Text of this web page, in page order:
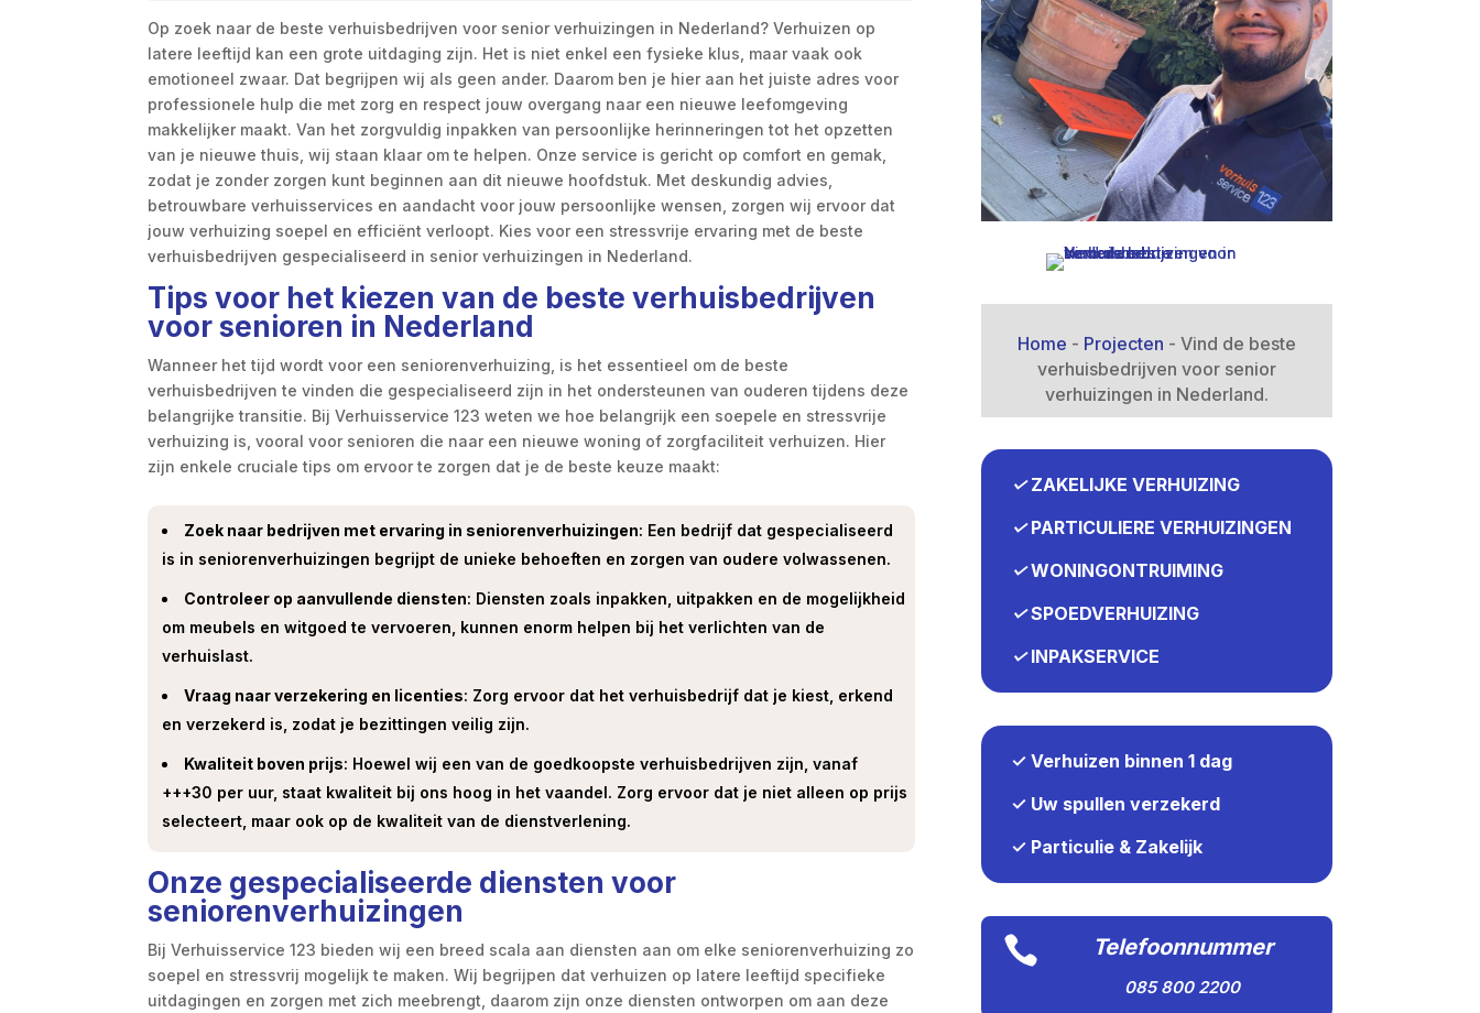
Op zoek naar de beste verhuisbedrijven voor senior verhuizingen in Nederland? Verhuizen op
latere leeftijd kan een grote uitdaging zijn. Het is niet enkel een fysieke klus, maar vaak ook
emotioneel zwaar. Dat begrijpen wij als geen ander. Daarom ben je hier aan het juiste adres voor
professionele hulp die met zorg en respect jouw overgang naar een nieuwe leefomgeving
makkelijker maakt. Van het zorgvuldig inpakken van persoonlijke herinneringen tot het opzetten
van je nieuwe thuis, wij staan klaar om te helpen. Onze service is gericht op comfort en gemak,
zodat je zonder zorgen kunt beginnen aan dit nieuwe hoofdstuk. Met deskundig advies,
betrouwbare verhuisservices en aandacht voor jouw persoonlijke wensen, zorgen wij ervoor dat
jouw verhuizing soepel en efficiënt verloopt. Kies voor een stressvrije ervaring met de beste
verhuisbedrijven gespecialiseerd in senior verhuizingen in Nederland.
Tips voor het kiezen van de beste verhuisbedrijven
voor senioren in Nederland
Wanneer het tijd wordt voor een seniorenverhuizing, is het essentieel om de beste
verhuisbedrijven te vinden die gespecialiseerd zijn in het ondersteunen van ouderen tijdens deze
belangrijke transitie. Bij Verhuisservice 123 weten we hoe belangrijk een soepele en stressvrije
verhuizing is, vooral voor senioren die naar een nieuwe woning of zorgfaciliteit verhuizen. Hier
zijn enkele cruciale tips om ervoor te zorgen dat je de beste keuze maakt:
Zoek naar bedrijven met ervaring in seniorenverhuizingen: Een bedrijf dat gespecialiseerd
is in seniorenverhuizingen begrijpt de unieke behoeften en zorgen van oudere volwassenen.
Controleer op aanvullende diensten: Diensten zoals inpakken, uitpakken en de mogelijkheid
om meubels en witgoed te vervoeren, kunnen enorm helpen bij het verlichten van de
verhuislast.
Vraag naar verzekering en licenties: Zorg ervoor dat het verhuisbedrijf dat je kiest, erkend
en verzekerd is, zodat je bezittingen veilig zijn.
Kwaliteit boven prijs: Hoewel wij een van de goedkoopste verhuisbedrijven zijn, vanaf
+++30 per uur, staat kwaliteit bij ons hoog in het vaandel. Zorg ervoor dat je niet alleen op prijs
selecteert, maar ook op de kwaliteit van de dienstverlening.
Onze gespecialiseerde diensten voor
seniorenverhuizingen
Bij Verhuisservice 123 bieden wij een breed scala aan diensten aan om elke seniorenverhuizing zo
soepel en stressvrij mogelijk te maken. Wij begrijpen dat verhuizen op latere leeftijd specifieke
uitdagingen en zorgen met zich meebrengt, daarom zijn onze diensten ontworpen om aan deze
Home - Projecten - Vind de beste
verhuisbedrijven voor senior
verhuizingen in Nederland.​
✓ZAKELIJKE VERHUIZING
✓PARTICULIERE VERHUIZINGEN
✓WONINGONTRUIMING
✓SPOEDVERHUIZING
✓INPAKSERVICE
✓ Verhuizen binnen 1 dag
✓ Uw spullen verzekerd
✓ Particulie & Zakelijk
 Telefoonnummer
085 800 2200